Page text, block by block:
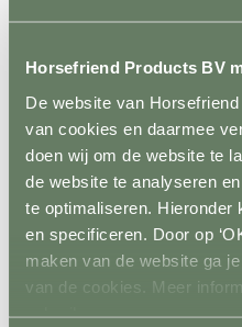
Horsefriend Products BV
De website van
van cookies en daarmee
doen wij om de website te
de website te analyseren
te optimaliseren. Hieronder
en specificeren. Door op
maken van de website ga
van de cookies. Meer
gebruik van
Kasten
Ophanghaken
Wassen en
Gereedschap
Terug
Mestvorken
Scheppen
Bezems en
Mestboy
Mestruimen
Emmers en
Ophangsysteem
Terug